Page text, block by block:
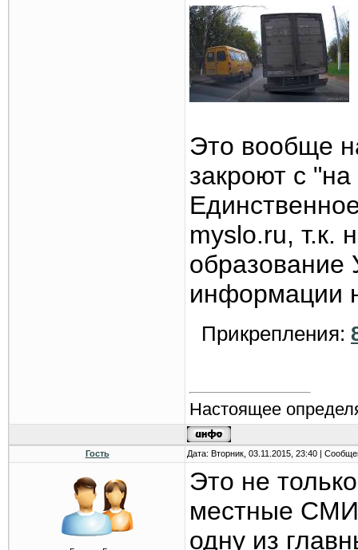
Это вообще
закроют с
myslo.ru, т.к.
образование
информации
Прикрепления:
Настоящее
Гость Дата: Вторник, 03.11.2015, 23:40 |
Это не
местные
одну из